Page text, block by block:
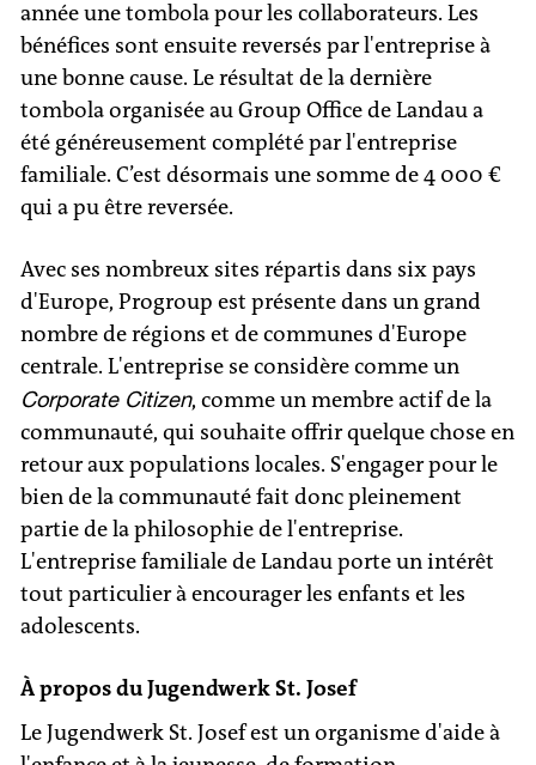
année une tombola pour les collaborateurs. Les
bénéfices sont ensuite reversés par l'entreprise à
une bonne cause. Le résultat de la dernière
tombola organisée au Group Office de Landau a
été généreusement complété par l'entreprise
familiale. C’est désormais une somme de 4 000 €
qui a pu être reversée.
Avec ses nombreux sites répartis dans six pays
d'Europe, Progroup est présente dans un grand
nombre de régions et de communes d'Europe
centrale. L'entreprise se considère comme un
Corporate Citizen, comme un membre actif de la
communauté, qui souhaite offrir quelque chose en
retour aux populations locales. S'engager pour le
bien de la communauté fait donc pleinement
partie de la philosophie de l'entreprise.
L'entreprise familiale de Landau porte un intérêt
tout particulier à encourager les enfants et les
adolescents.
À propos du Jugendwerk St. Josef
Le Jugendwerk St. Josef est un organisme d'aide à